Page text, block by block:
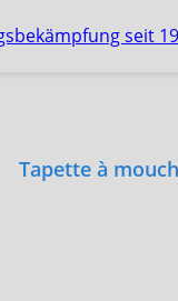
Tapette à